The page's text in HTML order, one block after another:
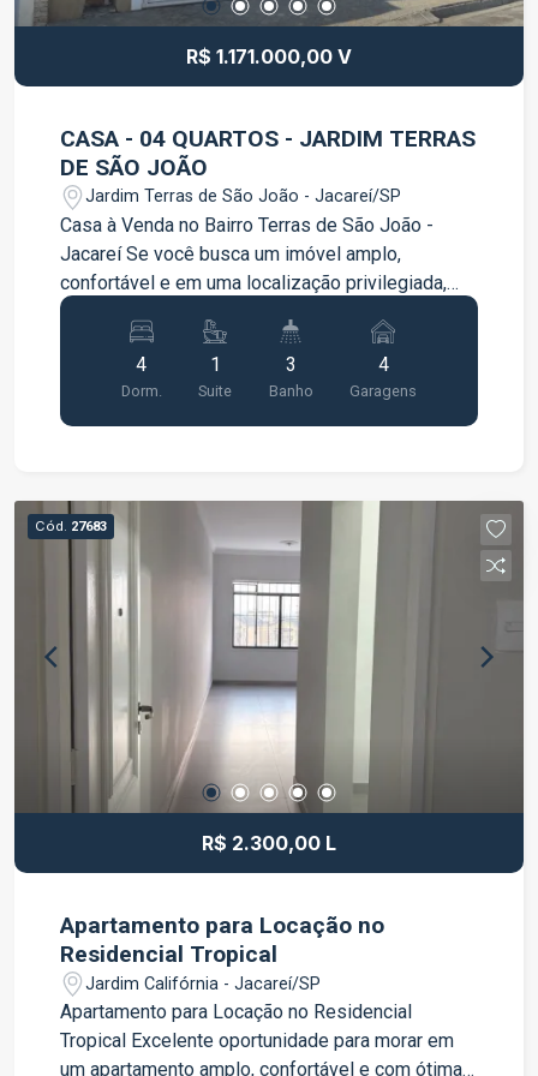
R$ 1.171.000,00 V
CASA - 04 QUARTOS - JARDIM TERRAS
DE SÃO JOÃO
Jardim Terras de São João - Jacareí/SP
Casa à Venda no Bairro Terras de São João -
Jacareí Se você busca um imóvel amplo,
confortável e em uma localização privilegiada,
esta é a oportunidade perfeita! Localizada no
bairro Terras de São João, em Jacareí, esta
belíssima residência oferece ambientes
espaçosos, excelente distribuição e uma vista
permanente que proporciona ainda mais
dormitórios, sendo 01 suíte com vista
permanente; Ampla sala de estar, sala de jantar e
sala de TV; Escritório, ideal para home office;
Espaçosa área gourmet Varanda no piso superior
atendendo 02 dormitórios; Garagem para até 04
veículos; Jardim, proporcionando charme e
contato com a natureza. Um imóvel que reúne
conforto, espaço e uma localização tranquila,
ideal para quem deseja viver com qualidade de
vida e praticidade. Agende sua visita e venha
conhecer de perto essa excelente oportunidade!
4
Dorm.
1
Suite
3
Banho
4
Garagens
Cód. 27683
R$ 2.300,00 L
Apartamento para Locação no
Residencial Tropical
Jardim Califórnia - Jacareí/SP
Apartamento para Locação no Residencial
Tropical Excelente oportunidade para morar em
um apartamento amplo, confortável e com ótima